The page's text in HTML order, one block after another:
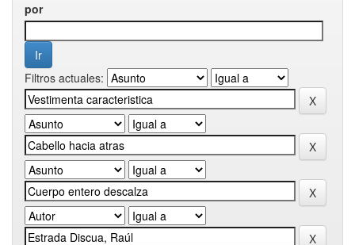
por
Filtros actuales: